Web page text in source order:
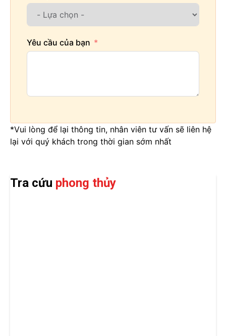
Yêu cầu của bạn
*Vui lòng để lại thông tin, nhân viên tư vấn sẽ liên hệ
lại với quý khách trong thời gian sớm nhất
Tra cứu phong thủy